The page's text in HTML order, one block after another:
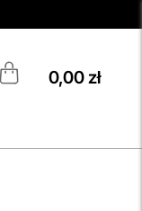
0,00 zł